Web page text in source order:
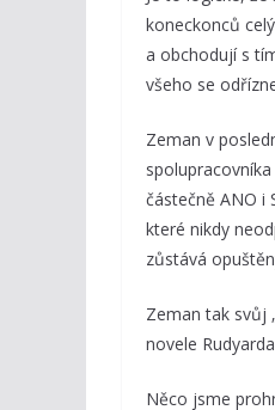
koneckonců
a obchodují s
všeho se
Zeman v
částečně ANO i
které nikdy
zůstává
Zeman tak svůj
novele
Něco jsme